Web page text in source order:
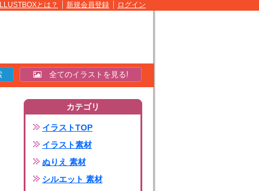
ILLUSTBOXとは？ 新規会員登録 ログイン
全てのイラストを見る!
カテゴリ
イラストTOP
イラスト素材
ぬりえ 素材
シルエット 素材